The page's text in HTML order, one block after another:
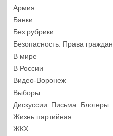
Армия
Банки
Без рубрики
Безопасность. Права граждан
В мире
В России
Видео-Воронеж
Выборы
Дискуссии. Письма. Блогеры
Жизнь партийная
ЖКХ